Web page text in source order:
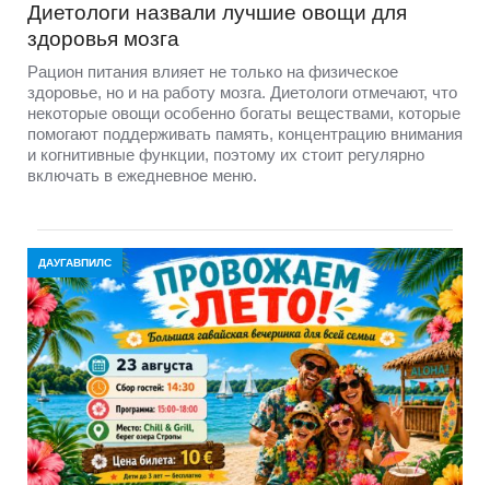
Диетологи назвали лучшие овощи для
здоровья мозга
Рацион питания влияет не только на физическое
здоровье, но и на работу мозга. Диетологи отмечают, что
некоторые овощи особенно богаты веществами, которые
помогают поддерживать память, концентрацию внимания
и когнитивные функции, поэтому их стоит регулярно
включать в ежедневное меню.
ДАУГАВПИЛС